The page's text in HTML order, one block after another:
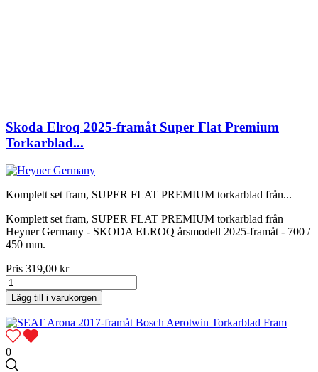
Skoda Elroq 2025-framåt Super Flat Premium
Torkarblad...
Komplett set fram, SUPER FLAT PREMIUM torkarblad från...
Komplett set fram, SUPER FLAT PREMIUM torkarblad från
Heyner Germany - SKODA ELROQ årsmodell 2025-framåt - 700 /
450 mm.
Pris 319,00 kr
Lägg till i varukorgen
0